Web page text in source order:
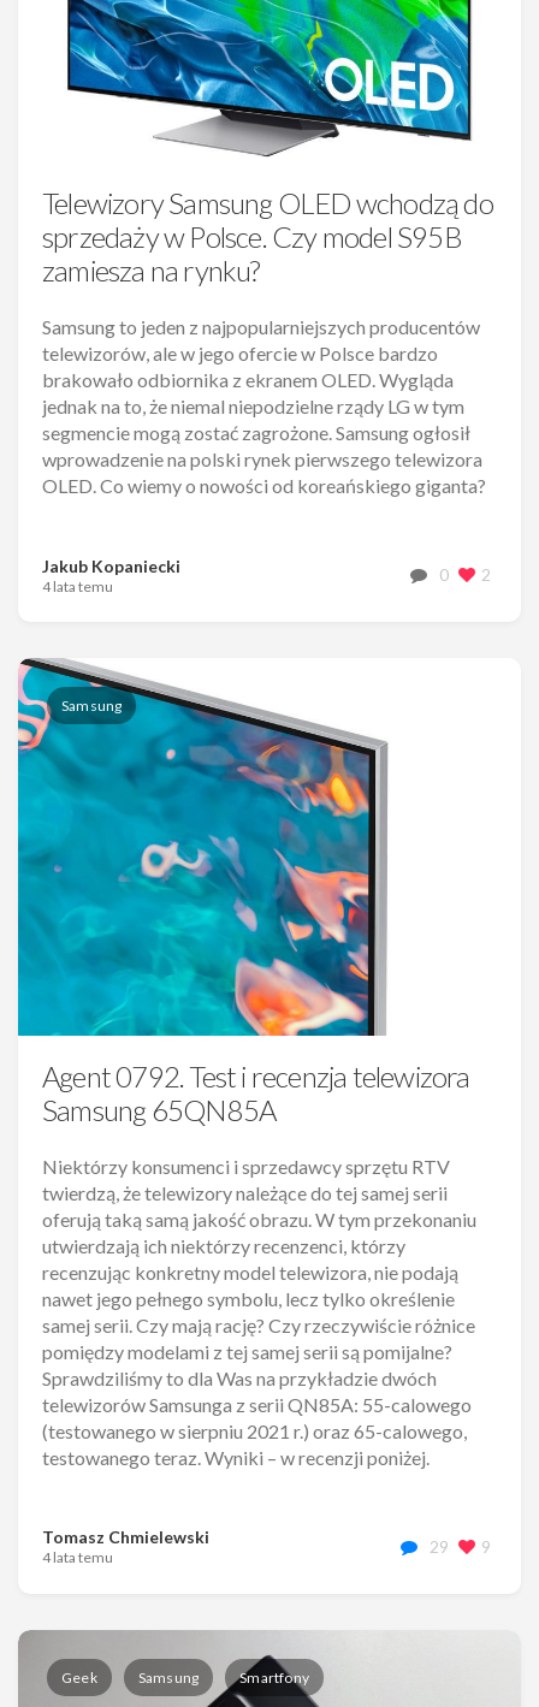
Telewizory Samsung OLED wchodzą do
sprzedaży w Polsce. Czy model S95B
zamiesza na rynku?
Samsung to jeden z najpopularniejszych producentów
telewizorów, ale w jego ofercie w Polsce bardzo
brakowało odbiornika z ekranem OLED. Wygląda
jednak na to, że niemal niepodzielne rządy LG w tym
segmencie mogą zostać zagrożone. Samsung ogłosił
wprowadzenie na polski rynek pierwszego telewizora
OLED. Co wiemy o nowości od koreańskiego giganta?
Jakub Kopaniecki
4 lata temu
0 2
Samsung
Agent 0792. Test i recenzja telewizora
Samsung 65QN85A
Niektórzy konsumenci i sprzedawcy sprzętu RTV
twierdzą, że telewizory należące do tej samej serii
oferują taką samą jakość obrazu. W tym przekonaniu
utwierdzają ich niektórzy recenzenci, którzy
recenzując konkretny model telewizora, nie podają
nawet jego pełnego symbolu, lecz tylko określenie
samej serii. Czy mają rację? Czy rzeczywiście różnice
pomiędzy modelami z tej samej serii są pomijalne?
Sprawdziliśmy to dla Was na przykładzie dwóch
telewizorów Samsunga z serii QN85A: 55-calowego
(testowanego w sierpniu 2021 r.) oraz 65-calowego,
testowanego teraz. Wyniki – w recenzji poniżej.
Tomasz Chmielewski
4 lata temu
29 9
Geek Samsung Smartfony